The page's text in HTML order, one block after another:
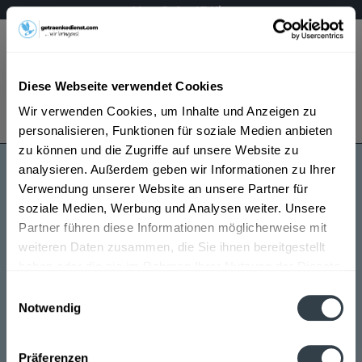
Diese Webseite verwendet Cookies
Wir verwenden Cookies, um Inhalte und Anzeigen zu
personalisieren, Funktionen für soziale Medien anbieten
zu können und die Zugriffe auf unsere Website zu
analysieren. Außerdem geben wir Informationen zu Ihrer
Verwendung unserer Website an unsere Partner für
soziale Medien, Werbung und Analysen weiter. Unsere
Partner führen diese Informationen möglicherweise mit
weiteren Daten zusammen, die Sie ihnen bereitgestellt
Notwendig
Präferenzen
Mo – Fr 9 – 17 Uhr
Menü
Bestellung widerrufen
Es gilt unsere Datenschutzerklärung
Wolkenstein
Städten, Orten und Postleitzahl-Gebieten geliefert